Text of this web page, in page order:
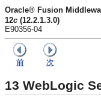
Oracle® Fusion
12c (12.2.1.3.0)
E90356-04
前 次
13 WebLogic